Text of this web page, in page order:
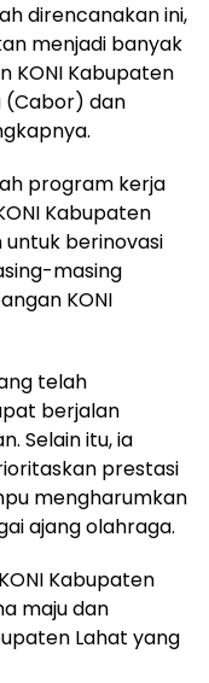
direncanakan ini,
menjadi banyak
KONI Kabupaten
(Cabor) dan
program kerja
Kabupaten
untuk berinovasi
masing
KONI
telah
berjalan
Selain itu, ia
prestasi
mengharumkan
ajang olahraga.
Kabupaten
maju dan
Lahat yang